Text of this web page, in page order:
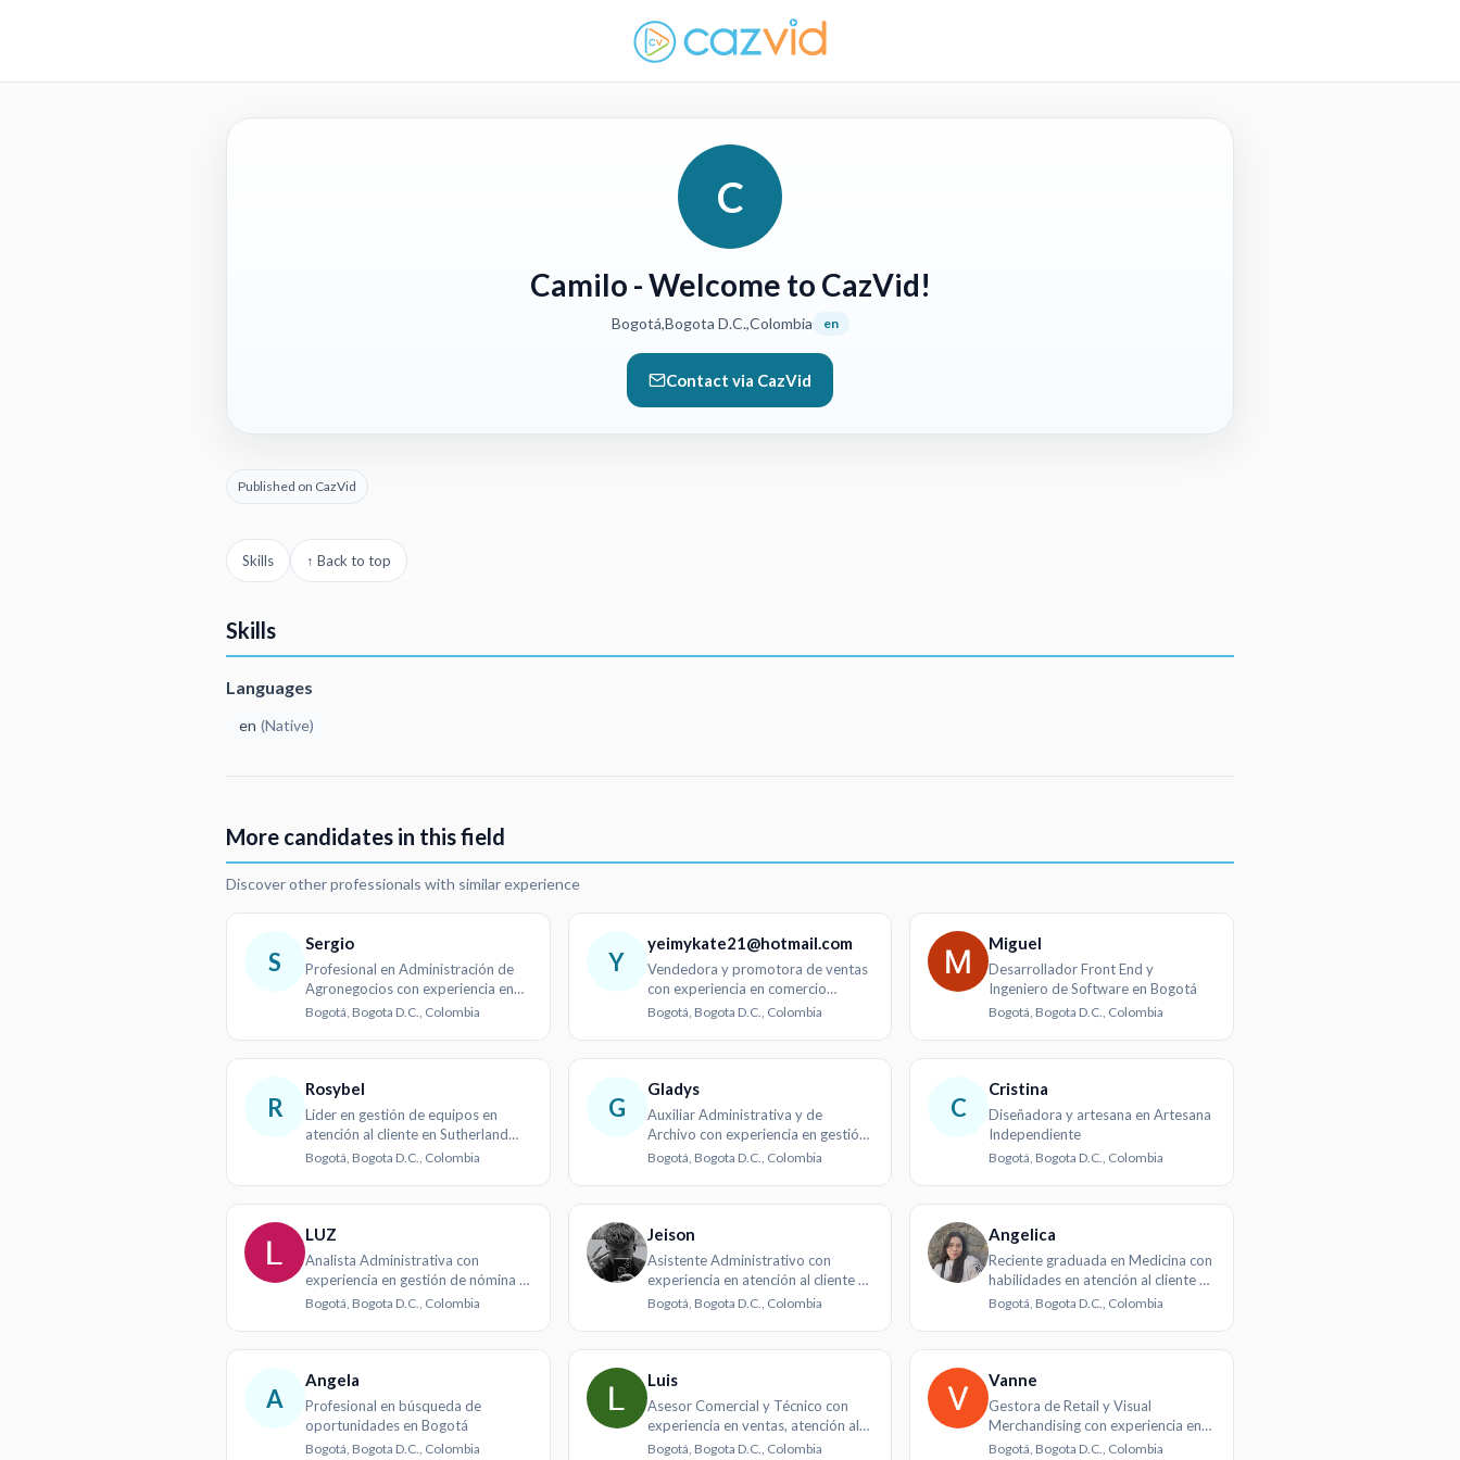
C
Camilo - Welcome to CazVid!
Bogotá,Bogota D.C.,Colombia en
Contact via CazVid
Published on CazVid
Skills ↑ Back to top
Skills
Languages
en (Native)
More candidates in this field
Discover other professionals with similar experience
S
Sergio
Profesional en Administración de
Agronegocios con experiencia en
gestión operativa y logística
Bogotá, Bogota D.C., Colombia
Y
yeimykate21@hotmail.com
Vendedora y promotora de ventas
con experiencia en comercio
minorista
Bogotá, Bogota D.C., Colombia
Miguel
Desarrollador Front End y
Ingeniero de Software en Bogotá
Bogotá, Bogota D.C., Colombia
R
Rosybel
Líder en gestión de equipos en
atención al cliente en Sutherland
Global Services
Bogotá, Bogota D.C., Colombia
G
Gladys
Auxiliar Administrativa y de
Archivo con experiencia en gestión
documental y atención al cliente
Bogotá, Bogota D.C., Colombia
C
Cristina
Diseñadora y artesana en Artesana
Independiente
Bogotá, Bogota D.C., Colombia
LUZ
Analista Administrativa con
experiencia en gestión de nómina y
recursos humanos
Bogotá, Bogota D.C., Colombia
Jeison
Asistente Administrativo con
experiencia en atención al cliente y
soporte técnico
Bogotá, Bogota D.C., Colombia
Angelica
Reciente graduada en Medicina con
habilidades en atención al cliente y
trabajo en equipo
Bogotá, Bogota D.C., Colombia
A
Angela
Profesional en búsqueda de
oportunidades en Bogotá
Bogotá, Bogota D.C., Colombia
Luis
Asesor Comercial y Técnico con
experiencia en ventas, atención al
cliente y farmacia
Bogotá, Bogota D.C., Colombia
Vanne
Gestora de Retail y Visual
Merchandising con experiencia en
E-commerce y tiendas físicas
Bogotá, Bogota D.C., Colombia